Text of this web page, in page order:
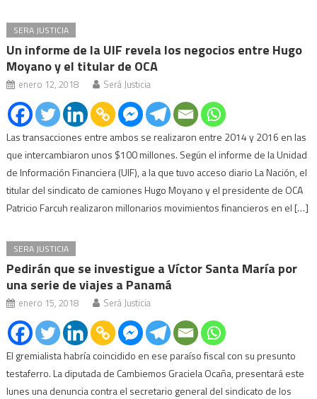
SERA JUSTICIA
Un informe de la UIF revela los negocios entre Hugo
Moyano y el titular de OCA
enero 12, 2018 Será Justicia
Las transacciones entre ambos se realizaron entre 2014 y 2016 en las
que intercambiaron unos $100 millones. Según el informe de la Unidad
de Información Financiera (UIF), a la que tuvo acceso diario La Nación, el
titular del sindicato de camiones Hugo Moyano y el presidente de OCA
Patricio Farcuh realizaron millonarios movimientos financieros en el […]
SERA JUSTICIA
Pedirán que se investigue a Víctor Santa María por
una serie de viajes a Panamá
enero 15, 2018 Será Justicia
El gremialista habría coincidido en ese paraíso fiscal con su presunto
testaferro. La diputada de Cambiemos Graciela Ocaña, presentará este
lunes una denuncia contra el secretario general del sindicato de los